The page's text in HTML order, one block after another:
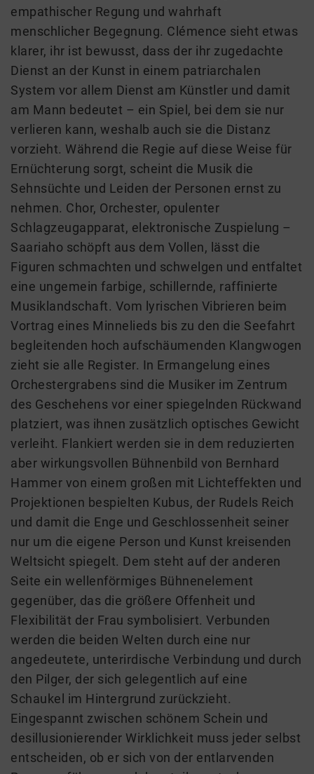
empathischer Regung und wahrhaft
menschlicher Begegnung. Clémence sieht etwas
klarer, ihr ist bewusst, dass der ihr zugedachte
Dienst an der Kunst in einem patriarchalen
System vor allem Dienst am Künstler und damit
am Mann bedeutet – ein Spiel, bei dem sie nur
verlieren kann, weshalb auch sie die Distanz
vorzieht. Während die Regie auf diese Weise für
Ernüchterung sorgt, scheint die Musik die
Sehnsüchte und Leiden der Personen ernst zu
nehmen. Chor, Orchester, opulenter
Schlagzeugapparat, elektronische Zuspielung –
Saariaho schöpft aus dem Vollen, lässt die
Figuren schmachten und schwelgen und entfaltet
eine ungemein farbige, schillernde, raffinierte
Musiklandschaft. Vom lyrischen Vibrieren beim
Vortrag eines Minnelieds bis zu den die Seefahrt
begleitenden hoch aufschäumenden Klangwogen
zieht sie alle Register. In Ermangelung eines
Orchestergrabens sind die Musiker im Zentrum
des Geschehens vor einer spiegelnden Rückwand
platziert, was ihnen zusätzlich optisches Gewicht
verleiht. Flankiert werden sie in dem reduzierten
aber wirkungsvollen Bühnenbild von Bernhard
Hammer von einem großen mit Lichteffekten und
Projektionen bespielten Kubus, der Rudels Reich
und damit die Enge und Geschlossenheit seiner
nur um die eigene Person und Kunst kreisenden
Weltsicht spiegelt. Dem steht auf der anderen
Seite ein wellenförmiges Bühnenelement
gegenüber, das die größere Offenheit und
Flexibilität der Frau symbolisiert. Verbunden
werden die beiden Welten durch eine nur
angedeutete, unterirdische Verbindung und durch
den Pilger, der sich gelegentlich auf eine
Schaukel im Hintergrund zurückzieht.
Eingespannt zwischen schönem Schein und
desillusionierender Wirklichkeit muss jeder selbst
entscheiden, ob er sich von der entlarvenden